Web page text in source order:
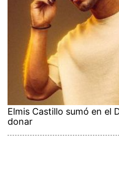
Elmis Castillo sumó en el
donar